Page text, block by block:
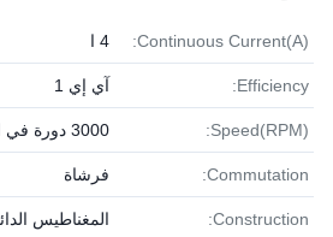
Continuous Current(A): 4 ا
Efficiency: آي إي 1
Speed(RPM): 3000 دورة في الدقيقة
Commutation: فرشاة
Construction: المغناطيس